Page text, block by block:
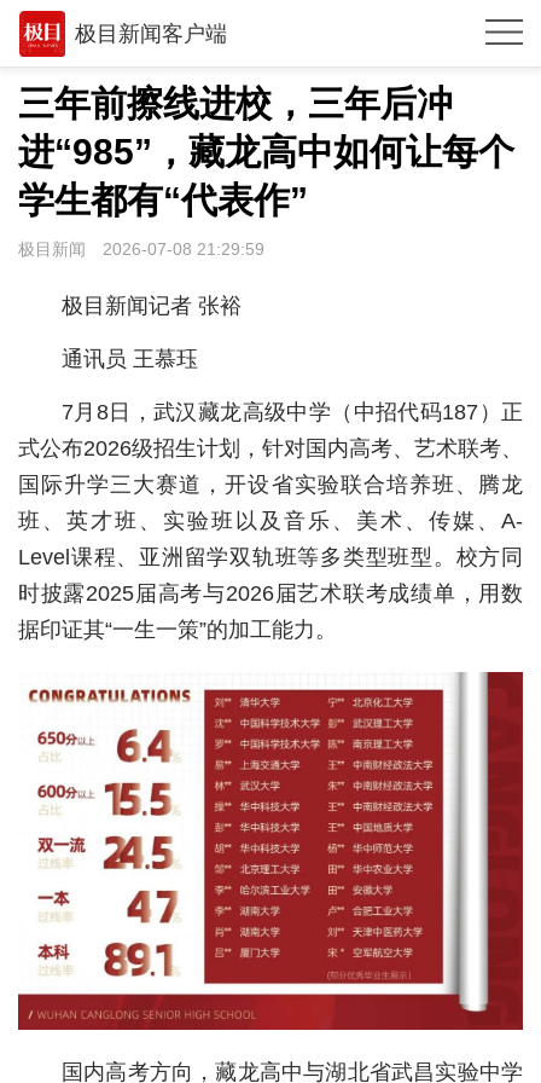
极目新闻客户端
推荐
体育
观点
时政
环球
专题
极客圈
经济
城建
科教
健康
悠游
相亲
消费
创意
三年前擦线进校，三年后冲
进“985”，藏龙高中如何让每个
学生都有“代表作”
极目新闻 2026-07-08 21:29:59
极目新闻记者 张裕
通讯员 王慕珏
7月8日，武汉藏龙高级中学（中招代码187）正
式公布2026级招生计划，针对国内高考、艺术联考、
国际升学三大赛道，开设省实验联合培养班、腾龙
班、英才班、实验班以及音乐、美术、传媒、A-
Level课程、亚洲留学双轨班等多类型班型。校方同
时披露2025届高考与2026届艺术联考成绩单，用数
据印证其“一生一策”的加工能力。
国内高考方向，藏龙高中与湖北省武昌实验中学